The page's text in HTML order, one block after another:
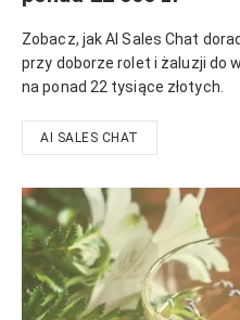
Zobacz, jak AI Sales Chat
przy doborze rolet i żaluzji do
na ponad 22 tysiące złotych.
AI SALES CHAT